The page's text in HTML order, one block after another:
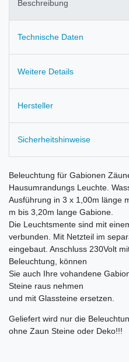
Beschreibung
Technische Daten
Weitere Details
Hersteller
Sicherheitshinweise
Beleuchtung für Gabionen
Hausumrandungs Leuchte.
Ausführung in 3 x 1,00m länge
m bis 3,20m lange Gabione.
Die Leuchtsmente sind mit
verbunden. Mit Netzteil im
eingebaut. Anschluss 230Volt
Beleuchtung, können
Sie auch Ihre vohandene
Steine raus nehmen
und mit Glassteine ersetzen.
Geliefert wird nur die
ohne Zaun Steine oder Deko!!!